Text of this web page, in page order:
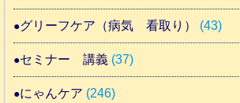
グリーフケア（病気 看取り） (43)
セミナー 講義 (37)
にゃんケア (246)